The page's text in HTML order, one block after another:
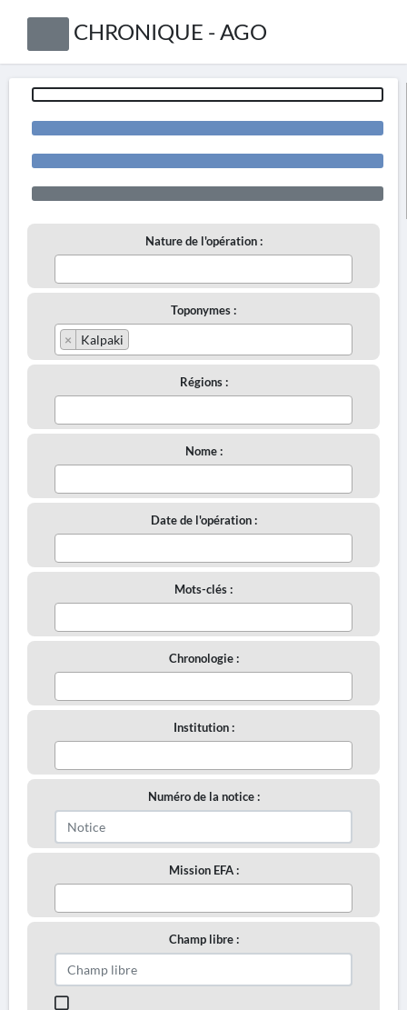
CHRONIQUE - AGO
Nature de l'opération :
Toponymes :
× Kalpaki
Régions :
Nome :
Date de l'opération :
Mots-clés :
Chronologie :
Institution :
Numéro de la notice :
Mission EFA :
Champ libre :